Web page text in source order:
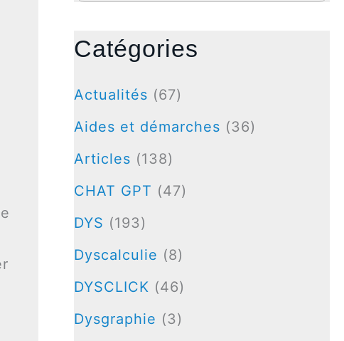
Catégories
Actualités (67)
Aides et démarches (36)
Articles (138)
CHAT GPT (47)
DYS (193)
Dyscalculie (8)
DYSCLICK (46)
Dysgraphie (3)